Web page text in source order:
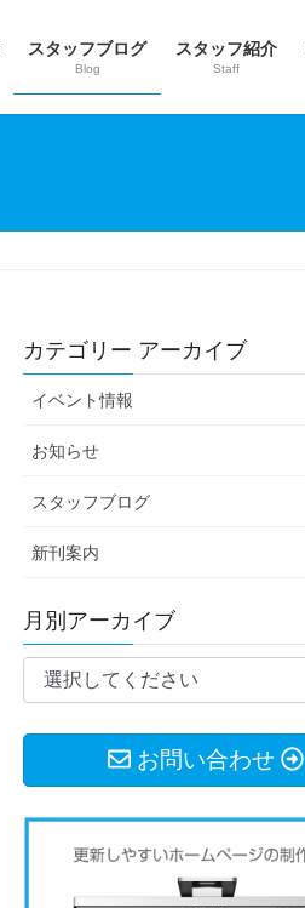
スタッフブログ
Blog
スタッフ紹介
Staff
カテゴリー アーカイブ
イベント情報
お知らせ
スタッフブログ
新刊案内
月別アーカイブ
お問い合わせ